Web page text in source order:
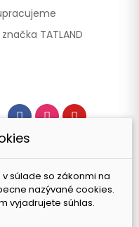
TATLAND
súlade so zákonmi na
nazývané cookies.
vyjadrujete súhlas.